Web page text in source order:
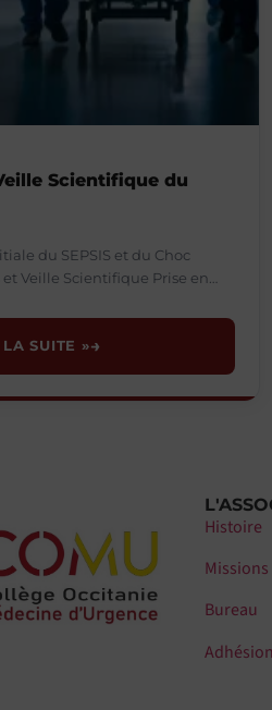
Scientifique du
du SEPSIS et du Choc
Veille Scientifique Prise en
SUITE »
Histoire
Missions
Bureau
Adhésion